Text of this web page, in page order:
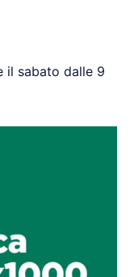
il sabato dalle 9